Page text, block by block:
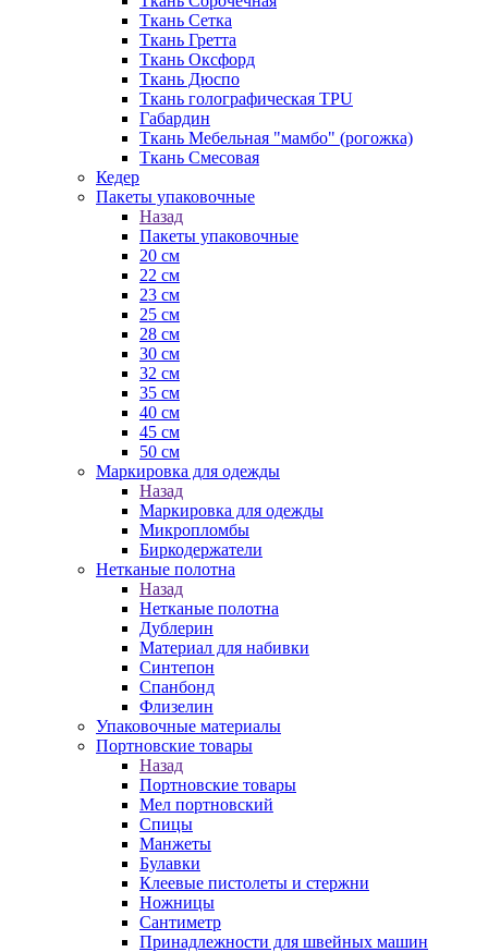
Ткань Сетка
Ткань Гретта
Ткань Оксфорд
Ткань Дюспо
Ткань голографическая TPU
Габардин
Ткань Мебельная "мамбо" (рогожка)
Ткань Смесовая
Кедер
Пакеты упаковочные
Назад
Пакеты упаковочные
20 см
22 см
23 см
25 см
28 см
30 см
32 см
35 см
40 см
45 см
50 см
Маркировка для одежды
Назад
Маркировка для одежды
Микропломбы
Биркодержатели
Нетканые полотна
Назад
Нетканые полотна
Дублерин
Материал для набивки
Синтепон
Спанбонд
Флизелин
Упаковочные материалы
Портновские товары
Назад
Портновские товары
Мел портновский
Спицы
Манжеты
Булавки
Клеевые пистолеты и стержни
Ножницы
Сантиметр
Принадлежности для швейных машин